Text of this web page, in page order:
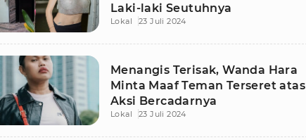
Laki-laki Seutuhnya
Lokal 23 Juli 2024
Menangis Terisak, Wanda Hara
Minta Maaf Teman Terseret atas
Aksi Bercadarnya
Lokal 23 Juli 2024